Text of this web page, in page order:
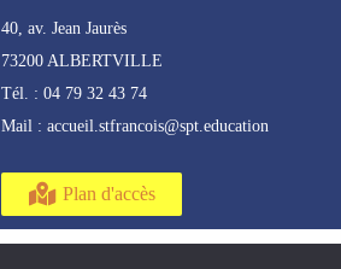
40, av. Jean Jaurès
73200 ALBERTVILLE
Tél. :04 79 32 43 74
Mail :accueil.stfrancois@spt.education
Plan d'accès